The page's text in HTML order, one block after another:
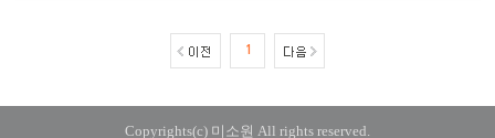
1
Copyrights(c) 미소원 All rights reserved.